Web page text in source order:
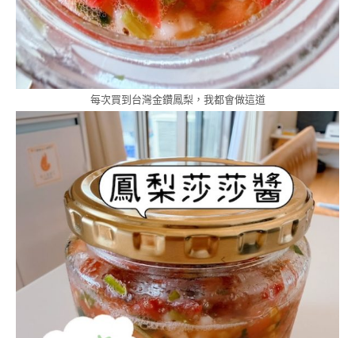
每次買到台灣金鑽鳳梨，我都會做這道